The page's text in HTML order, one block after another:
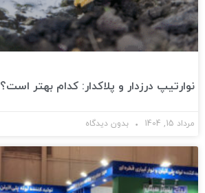
نوارتیپ درزدار و پلاکدار: کدام بهتر است؟
مرداد 15, 1404 بدون دیدگاه